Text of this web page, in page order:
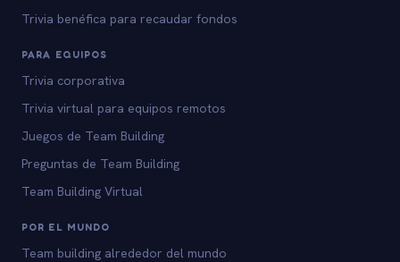
Trivia benéfica para recaudar fondos
PARA EQUIPOS
Trivia corporativa
Trivia virtual para equipos remotos
Juegos de Team Building
Preguntas de Team Building
Team Building Virtual
POR EL MUNDO
Team building alrededor del mundo